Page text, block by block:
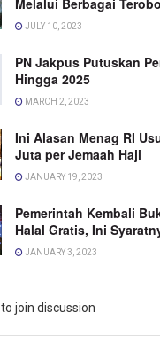
Melalui Berbagai
JULY 10, 2023
PN Jakpus Putuskan
Hingga 2025
MARCH 2, 2023
Ini Alasan Menag RI
Juta per Jemaah Haji
JANUARY 19, 2023
Pemerintah Kembali
Halal Gratis, Ini
JANUARY 3, 2023
to join discussion